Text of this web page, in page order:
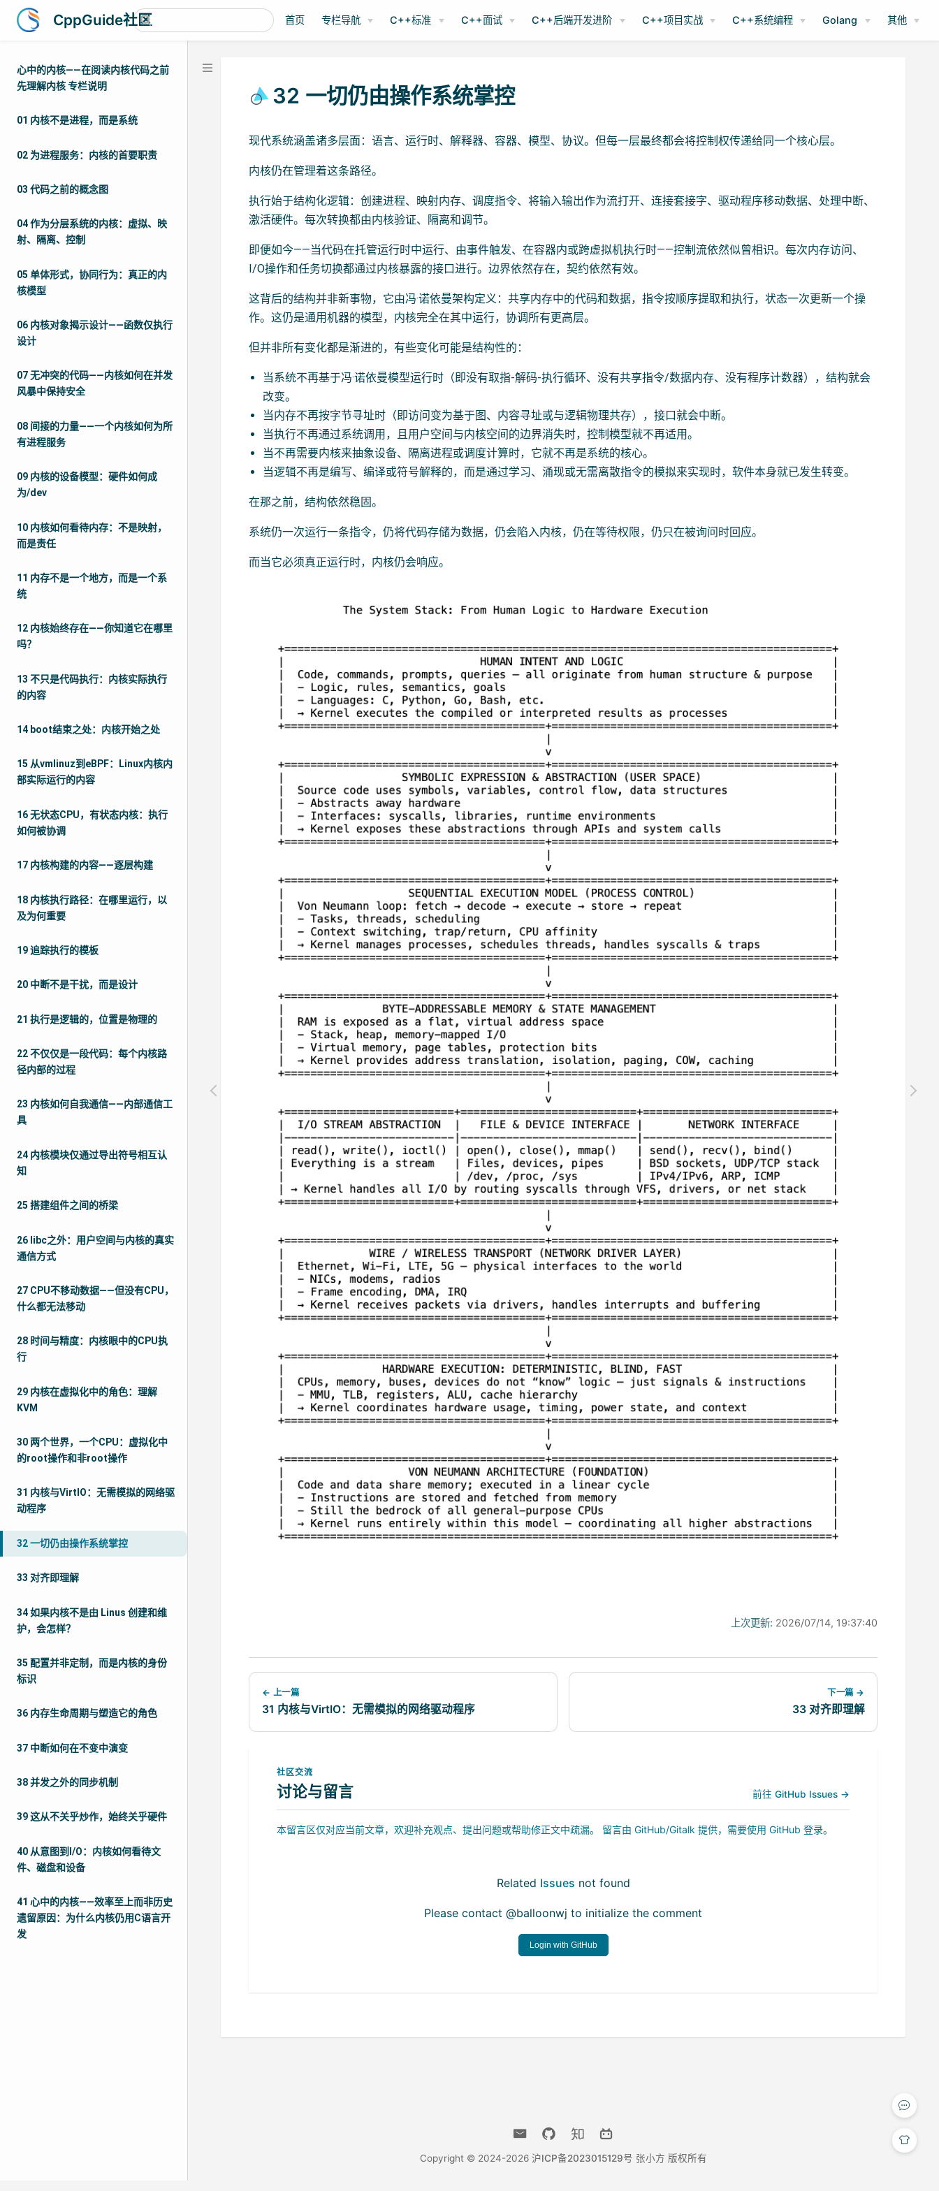
CppGuide社区 首页 专栏导航 C++标准 C++面试 C++后端开发进阶 C++项目实战 C++系统编程 Golang 其他
心中的内核——在阅读内核代码之前
先理解内核 专栏说明
01 内核不是进程，而是系统
02 为进程服务：内核的首要职责
03 代码之前的概念图
04 作为分层系统的内核：虚拟、映
射、隔离、控制
05 单体形式，协同行为：真正的内
核模型
06 内核对象揭示设计——函数仅执行
设计
07 无冲突的代码——内核如何在并发
风暴中保持安全
08 间接的力量——一个内核如何为所
有进程服务
09 内核的设备模型：硬件如何成
为/dev
10 内核如何看待内存：不是映射，
而是责任
11 内存不是一个地方，而是一个系
统
12 内核始终存在——你知道它在哪里
吗？
13 不只是代码执行：内核实际执行
的内容
14 boot结束之处：内核开始之处
15 从vmlinuz到eBPF：Linux内核内
部实际运行的内容
16 无状态CPU，有状态内核：执行
如何被协调
17 内核构建的内容——逐层构建
18 内核执行路径：在哪里运行，以
及为何重要
19 追踪执行的模板
20 中断不是干扰，而是设计
21 执行是逻辑的，位置是物理的
22 不仅仅是一段代码：每个内核路
径内部的过程
23 内核如何自我通信——内部通信工
具
24 内核模块仅通过导出符号相互认
知
25 搭建组件之间的桥梁
26 libc之外：用户空间与内核的真实
通信方式
27 CPU不移动数据——但没有CPU，
什么都无法移动
28 时间与精度：内核眼中的CPU执
行
29 内核在虚拟化中的角色：理解
KVM
30 两个世界，一个CPU：虚拟化中
的root操作和非root操作
31 内核与VirtIO：无需模拟的网络驱
动程序
32 一切仍由操作系统掌控
33 对齐即理解
34 如果内核不是由 Linus 创建和维
护，会怎样？
35 配置并非定制，而是内核的身份
标识
36 内存生命周期与塑造它的角色
37 中断如何在不变中演变
38 并发之外的同步机制
39 这从不关乎炒作，始终关乎硬件
40 从意图到I/O：内核如何看待文
件、磁盘和设备
41 心中的内核——效率至上而非历史
遗留原因：为什么内核仍用C语言开
发
32 一切仍由操作系统掌控
现代系统涵盖诸多层面：语言、运行时、解释器、容器、模型、协议。但每一层最终都会将控制权传递给同一个核心层。
内核仍在管理着这条路径。
执行始于结构化逻辑：创建进程、映射内存、调度指令、将输入输出作为流打开、连接套接字、驱动程序移动数据、处理中断、
激活硬件。每次转换都由内核验证、隔离和调节。
即便如今——当代码在托管运行时中运行、由事件触发、在容器内或跨虚拟机执行时——控制流依然似曾相识。每次内存访问、
I/O操作和任务切换都通过内核暴露的接口进行。边界依然存在，契约依然有效。
这背后的结构并非新事物，它由冯·诺依曼架构定义：共享内存中的代码和数据，指令按顺序提取和执行，状态一次更新一个操
作。这仍是通用机器的模型，内核完全在其中运行，协调所有更高层。
但并非所有变化都是渐进的，有些变化可能是结构性的：
当系统不再基于冯·诺依曼模型运行时（即没有取指-解码-执行循环、没有共享指令/数据内存、没有程序计数器），结构就会
改变。
当内存不再按字节寻址时（即访问变为基于图、内容寻址或与逻辑物理共存），接口就会中断。
当执行不再通过系统调用，且用户空间与内核空间的边界消失时，控制模型就不再适用。
当不再需要内核来抽象设备、隔离进程或调度计算时，它就不再是系统的核心。
当逻辑不再是编写、编译或符号解释的，而是通过学习、涌现或无需离散指令的模拟来实现时，软件本身就已发生转变。
在那之前，结构依然稳固。
系统仍一次运行一条指令，仍将代码存储为数据，仍会陷入内核，仍在等待权限，仍只在被询问时回应。
而当它必须真正运行时，内核仍会响应。
上次更新: 2026/07/14, 19:37:40
← 上一篇
31 内核与VirtIO：无需模拟的网络驱动程序
下一篇 →
33 对齐即理解
社区交流
讨论与留言 前往 GitHub Issues →
本留言区仅对应当前文章，欢迎补充观点、提出问题或帮助修正文中疏漏。 留言由 GitHub/Gitalk 提供，需要使用 GitHub 登录。
Related Issues not found
Please contact @balloonwj to initialize the comment
Login with GitHub
Copyright © 2024-2026 沪ICP备2023015129号 张小方 版权所有